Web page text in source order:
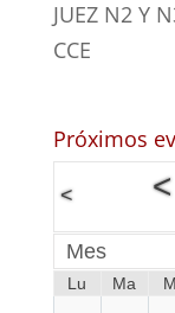
JUEZ N2 Y
CCE
Próximos
< <
Mes
Lu Ma